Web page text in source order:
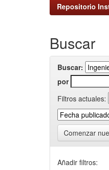
Repositorio
Buscar
Buscar:
por
Filtros actuales:
Comenzar
Añadir filtros: